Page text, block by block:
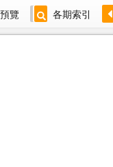
覽 各期索引